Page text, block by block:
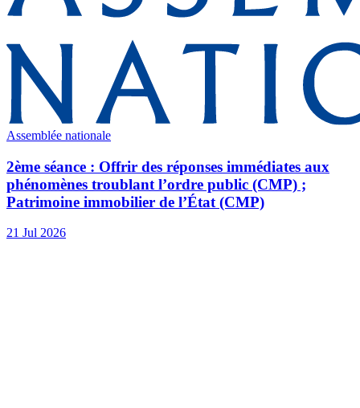
Assemblée nationale
2ème séance : Offrir des réponses immédiates aux
phénomènes troublant l’ordre public (CMP) ;
Patrimoine immobilier de l’État (CMP)
21 Jul 2026